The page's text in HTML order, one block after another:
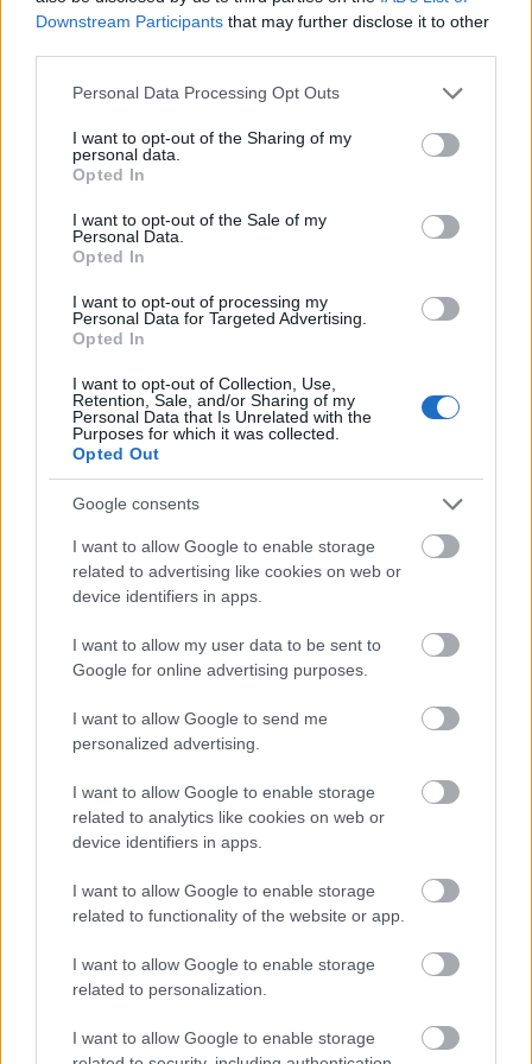
Downstream Participants that may further disclose it to other
Please note that this website/app uses one or more Google
not limited to your visit or usage behaviour. You may click to
grant or deny consent to Google and its third-party tags to
use your data for below specified purposes in below Google
consent section.
Personal Data Processing Opt Outs
I want to opt-out of the Sharing of my
personal data.
Opted In
I want to opt-out of the Sale of my
Personal Data.
Opted In
I want to opt-out of processing my
Personal Data for Targeted Advertising.
Opted In
I want to opt-out of Collection, Use,
Retention, Sale, and/or Sharing of my
Personal Data that Is Unrelated with the
Purposes for which it was collected.
Opted Out
Google consents
I want to allow Google to enable storage
related to advertising like cookies on web or
device identifiers in apps.
I want to allow my user data to be sent to
Google for online advertising purposes.
I want to allow Google to send me
personalized advertising.
I want to allow Google to enable storage
related to analytics like cookies on web or
device identifiers in apps.
I want to allow Google to enable storage
related to functionality of the website or app.
I want to allow Google to enable storage
related to personalization.
I want to allow Google to enable storage
Hőség és vízhiány - itatók feltöltésével segítik a
vadállományt a somogyi erdőkben
Helyi hírek
Amire többmillióan vártunk: szombattól másodfokúra
csökken a riasztás
MAGYAR ÉPÍTŐK